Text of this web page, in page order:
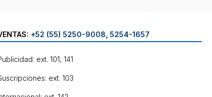
+52 (55) 5250-9008 5254-1657
ext. 101, 141
ext. 103